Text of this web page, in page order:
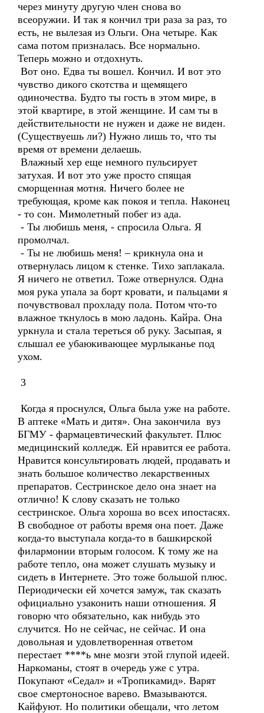
через минуту другую член снова во
всеоружии. И так я кончил три раза за раз, то
есть, не вылезая из Ольги. Она четыре. Как
сама потом призналась. Все нормально.
Теперь можно и отдохнуть.
Вот оно. Едва ты вошел. Кончил. И вот это
чувство дикого скотства и щемящего
одиночества. Будто ты гость в этом мире, в
этой квартире, в этой женщине. И сам ты в
действительности не нужен и даже не виден.
(Существуешь ли?) Нужно лишь то, что ты
время от времени делаешь.
Влажный хер еще немного пульсирует
затухая. И вот это уже просто спящая
сморщенная мотня. Ничего более не
требующая, кроме как покоя и тепла. Наконец
- то сон. Мимолетный побег из ада.
- Ты любишь меня, - спросила Ольга. Я
промолчал.
- Ты не любишь меня! – крикнула она и
отвернулась лицом к стенке. Тихо заплакала.
Я ничего не ответил. Тоже отвернулся. Одна
моя рука упала за борт кровати, и пальцами я
почувствовал прохладу пола. Потом что-то
влажное ткнулось в мою ладонь. Кайра. Она
уркнула и стала тереться об руку. Засыпая, я
слышал ее убаюкивающее мурлыканье под
ухом.
3
Когда я проснулся, Ольга была уже на работе.
В аптеке «Мать и дитя». Она закончила вуз
БГМУ - фармацевтический факультет. Плюс
медицинский колледж. Ей нравится ее работа.
Нравится консультировать людей, продавать и
знать большое количество лекарственных
препаратов. Сестринское дело она знает на
отлично! К слову сказать не только
сестринское. Ольга хороша во всех ипостасях.
В свободное от работы время она поет. Даже
когда-то выступала когда-то в башкирской
филармонии вторым голосом. К тому же на
работе тепло, она может слушать музыку и
сидеть в Интернете. Это тоже большой плюс.
Периодически ей хочется замуж, так сказать
официально узаконить наши отношения. Я
говорю что обязательно, как нибудь это
случится. Но не сейчас, не сейчас. И она
довольная и удовлетворенная ответом
перестает ****ь мне мозги этой глупой идеей.
Наркоманы, стоят в очередь уже с утра.
Покупают «Седал» и «Тропикамид». Варят
свое смертоносное варево. Вмазываются.
Кайфуют. Но политики обещали, что летом